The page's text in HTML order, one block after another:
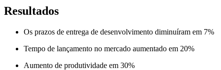
Resultados
Os prazos de entrega de desenvolvimento diminuíram em 7%
Tempo de lançamento no mercado aumentado em 20%
Aumento de produtividade em 30%